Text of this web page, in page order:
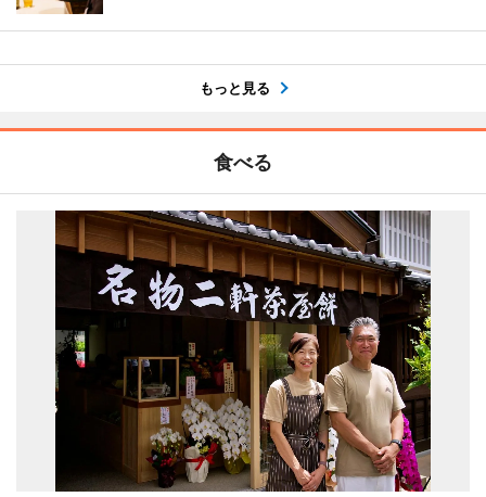
もっと見る
食べる